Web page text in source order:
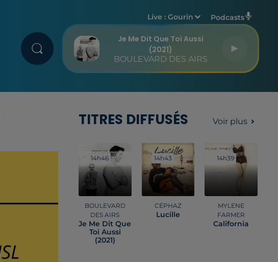
Live :Gourin Podcasts
Je Me Dit Que Toi Aussi
(2021)
BOULEVARD DES AIRS
TITRES DIFFUSÉS Voir plus
14h46
14h46
BOULEVARD
DES AIRS
Je Me Dit Que
Toi Aussi
(2021)
14h43
14h43
CÉPHAZ
Lucille
14h39
14h39
MYLENE
FARMER
California